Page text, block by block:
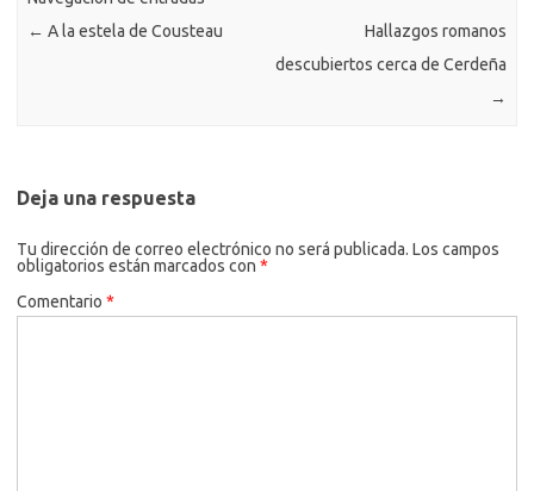
← A la estela de Cousteau
Hallazgos romanos
descubiertos cerca de Cerdeña
→
Deja una respuesta
Tu dirección de correo electrónico no será publicada. Los campos
obligatorios están marcados con *
Comentario *